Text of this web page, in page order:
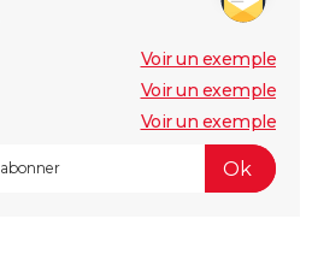
Voir un exemple
Voir un exemple
Voir un exemple